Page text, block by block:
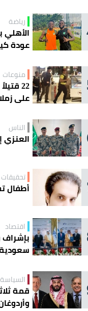
رياضة
الأهلي
عودة
منوعات
22
على
الناس
العنزي
تحقيقات
أطفال
اقتصاد
بإشراف
السياسة
قمة